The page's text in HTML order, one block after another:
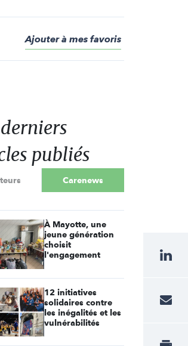
Ajouter à mes favoris
publiés
Carenews
À Mayotte, une
jeune génération
choisit
l'engagement
12 initiatives
solidaires contre
les inégalités et les
vulnérabilités